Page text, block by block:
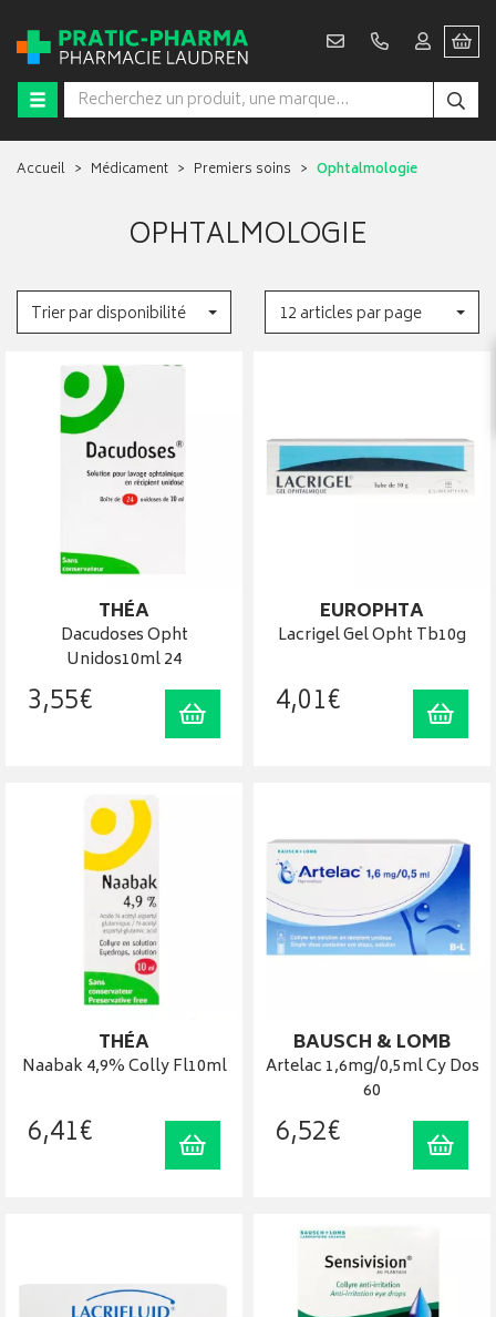
Accueil Médicament Premiers soins Ophtalmologie
OPHTALMOLOGIE
Trier par disponibilité 12 articles par page
THÉA
Dacudoses Opht
Unidos10ml 24
3,55€ Ajouter au panier
EUROPHTA
Lacrigel Gel Opht Tb10g
4,01€
THÉA
Naabak 4,9% Colly Fl10ml
6,41€ Ajouter au panier
BAUSCH & LOMB
Artelac 1,6mg/0,5ml Cy Dos
60
6,52€